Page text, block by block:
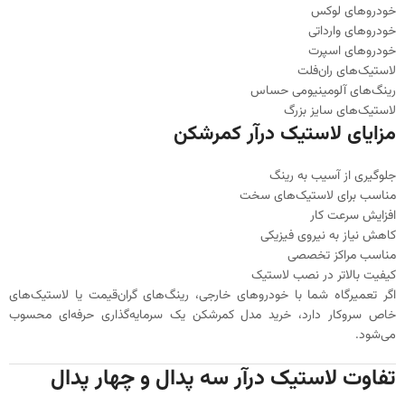
خودروهای لوکس
خودروهای وارداتی
خودروهای اسپرت
لاستیک‌های ران‌فلت
رینگ‌های آلومینیومی حساس
لاستیک‌های سایز بزرگ
مزایای لاستیک درآر کمرشکن
جلوگیری از آسیب به رینگ
مناسب برای لاستیک‌های سخت
افزایش سرعت کار
کاهش نیاز به نیروی فیزیکی
مناسب مراکز تخصصی
کیفیت بالاتر در نصب لاستیک
اگر تعمیرگاه شما با خودروهای خارجی، رینگ‌های گران‌قیمت یا لاستیک‌های
خاص سروکار دارد، خرید مدل کمرشکن یک سرمایه‌گذاری حرفه‌ای محسوب
می‌شود.
تفاوت لاستیک درآر سه پدال و چهار پدال